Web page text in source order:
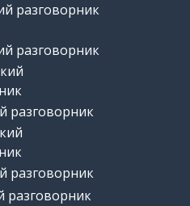
разговорник
разговорник
разговорник
разговорник
разговорник